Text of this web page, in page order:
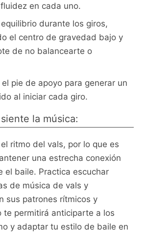
en cada uno.
durante los giros,
el centro de gravedad bajo y
de no balancearte o
pie de ​apoyo para generar un
al⁤ iniciar cada ⁣giro.
la ‌música:
ritmo del vals, por lo que es
una estrecha conexión‍
el baile. ⁢Practica escuchar
de⁢ música de vals y
sus ‌patrones rítmicos y
te⁣ permitirá anticiparte a los
y adaptar tu estilo de baile en